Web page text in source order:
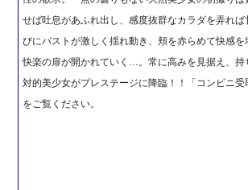
せば吐息があふれ出し、感度抜群なカラダを弄れ
びにバストが激しく揺れ動き、頬を赤らめて快感
快楽の扉が開かれていく…。常に高みを見据え、
対的美少女がプレステージに降臨！！「コンビニ
をご覧ください。